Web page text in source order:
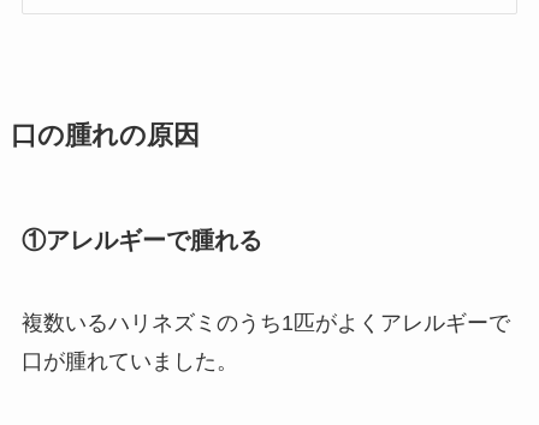
口の腫れの原因
①アレルギーで腫れる
複数いるハリネズミのうち1匹がよくアレルギーで
口が腫れていました。